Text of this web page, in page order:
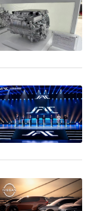
生产，并进行
指标均符合斯
目团队选取转
，对轴承的转
验证。待验证
方位检测，确